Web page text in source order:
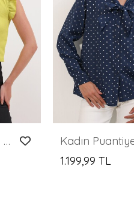
Merterium 0430 Örme Bluz - A.Sarı
1.199,99 TL